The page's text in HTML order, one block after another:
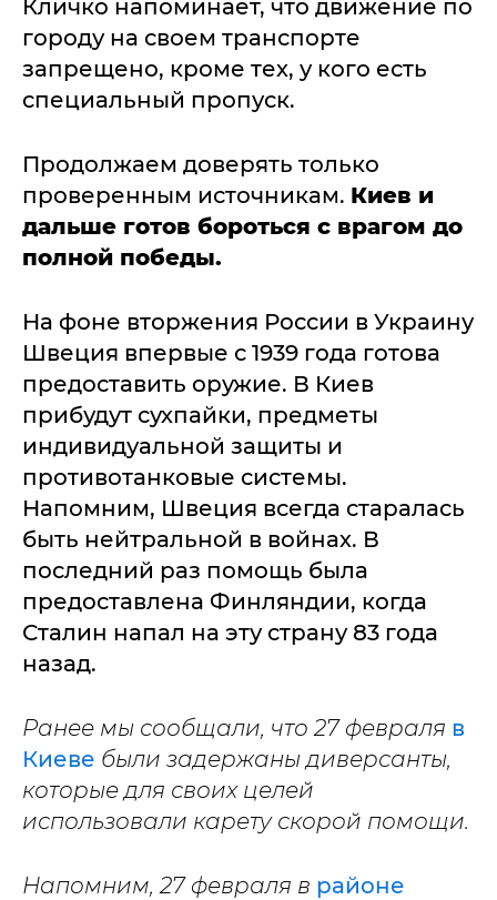
Кличко напоминает, что движение по
городу на своем транспорте
запрещено, кроме тех, у кого есть
специальный пропуск.
Продолжаем доверять только
проверенным источникам. Киев и
дальше готов бороться с врагом до
полной победы.
На фоне вторжения России в Украину
Швеция впервые с 1939 года готова
предоставить оружие. В Киев
прибудут сухпайки, предметы
индивидуальной защиты и
противотанковые системы.
Напомним, Швеция всегда старалась
быть нейтральной в войнах. В
последний раз помощь была
предоставлена Финляндии, когда
Сталин напал на эту страну 83 года
назад.
Ранее мы сообщали, что 27 февраля в
Киеве были задержаны диверсанты,
которые для своих целей
использовали карету скорой помощи.
Напомним, 27 февраля в районе